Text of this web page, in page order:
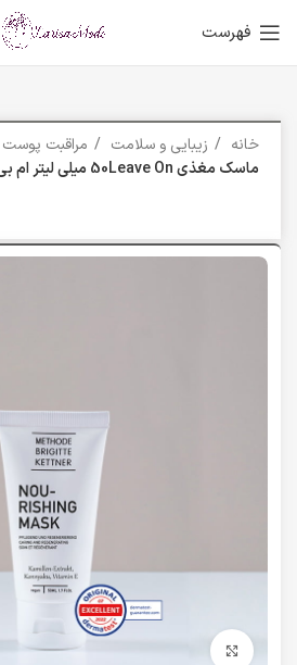
فهرست
خانه زیبایی و سلامت
مراقبت پوست
ماسک مغذی 50Leave On میلی لیتر ام بی کی
برای بزرگنمایی کلیک کنید